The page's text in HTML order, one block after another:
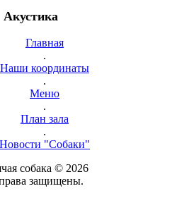
Акустика
Главная
.
Наши координаты
.
Меню
.
План зала
.
Новости "Собаки"
собака © 2026
защищены.